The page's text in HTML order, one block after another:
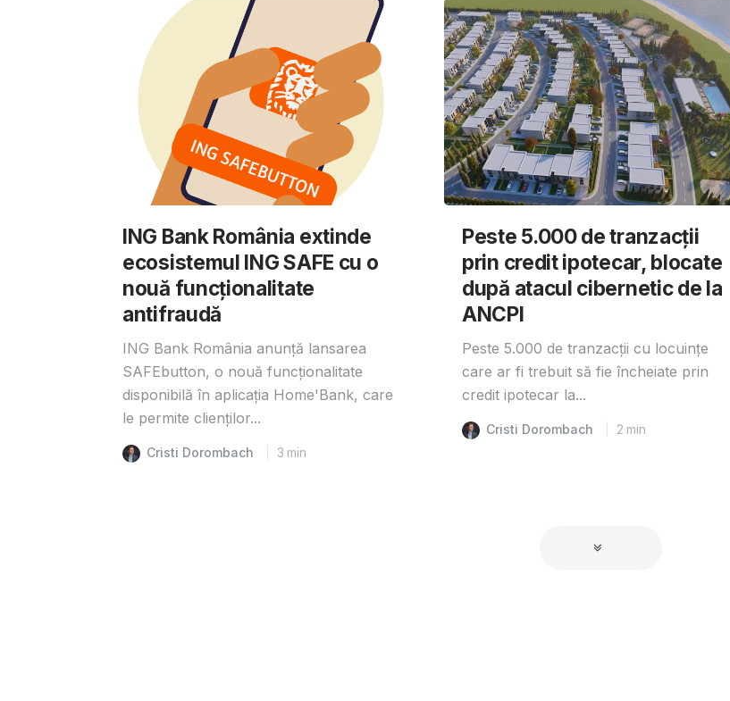
ING Bank România extinde
ecosistemul ING SAFE cu o
nouă funcționalitate
antifraudă
ING Bank România anunță lansarea
SAFEbutton, o nouă funcționalitate
disponibilă în aplicația Home'Bank, care
le permite clienților...
Cristi Dorombach 3 min
Peste 5.000 de tranzacții
prin credit ipotecar, blocate
după atacul cibernetic de la
ANCPI
Peste 5.000 de tranzacții cu locuințe
care ar fi trebuit să fie încheiate prin
credit ipotecar la...
Cristi Dorombach 2 min